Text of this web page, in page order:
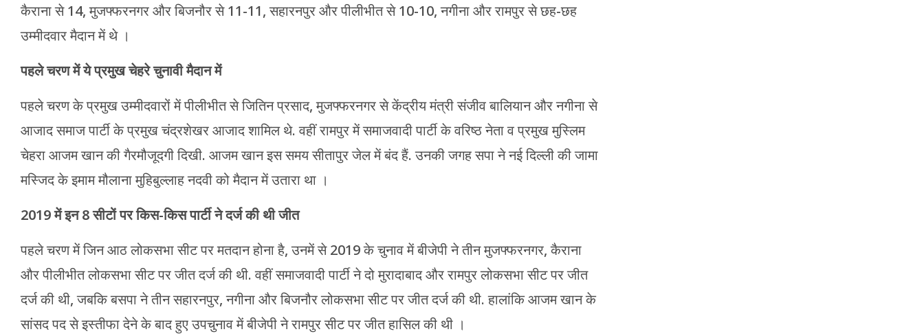
कैराना से 14, मुजफ्फरनगर और बिजनौर से 11-11, सहारनपुर और पीलीभीत से 10-10, नगीना और रामपुर से छह-छह
उम्मीदवार मैदान में थे ।
पहले चरण में ये प्रमुख चेहरे चुनावी मैदान में
पहले चरण के प्रमुख उम्मीदवारों में पीलीभीत से जितिन प्रसाद, मुजफ्फरनगर से केंद्रीय मंत्री संजीव बालियान और नगीना से
आजाद समाज पार्टी के प्रमुख चंद्रशेखर आजाद शामिल थे. वहीं रामपुर में समाजवादी पार्टी के वरिष्ठ नेता व प्रमुख मुस्लिम
चेहरा आजम खान की गैरमौजूदगी दिखी. आजम खान इस समय सीतापुर जेल में बंद हैं. उनकी जगह सपा ने नई दिल्ली की जामा
मस्जिद के इमाम मौलाना मुहिबुल्लाह नदवी को मैदान में उतारा था ।
2019 में इन 8 सीटों पर किस-किस पार्टी ने दर्ज की थी जीत
पहले चरण में जिन आठ लोकसभा सीट पर मतदान होना है, उनमें से 2019 के चुनाव में बीजेपी ने तीन मुजफ्फरनगर, कैराना
और पीलीभीत लोकसभा सीट पर जीत दर्ज की थी. वहीं समाजवादी पार्टी ने दो मुरादाबाद और रामपुर लोकसभा सीट पर जीत
दर्ज की थी, जबकि बसपा ने तीन सहारनपुर, नगीना और बिजनौर लोकसभा सीट पर जीत दर्ज की थी. हालांकि आजम खान के
सांसद पद से इस्तीफा देने के बाद हुए उपचुनाव में बीजेपी ने रामपुर सीट पर जीत हासिल की थी ।